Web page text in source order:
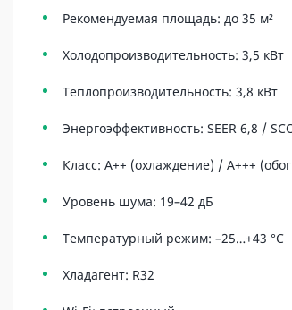
Рекомендуемая площадь: до 35 м²
Холодопроизводительность: 3,5 кВт
Теплопроизводительность: 3,8 кВт
Энергоэффективность: SEER 6,8 /
Класс: A++ (охлаждение) / A+++
Уровень шума: 19–42 дБ
Температурный режим: –25…+43 °C
Хладагент: R32